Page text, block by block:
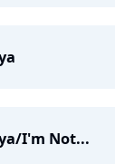
I'm Not...